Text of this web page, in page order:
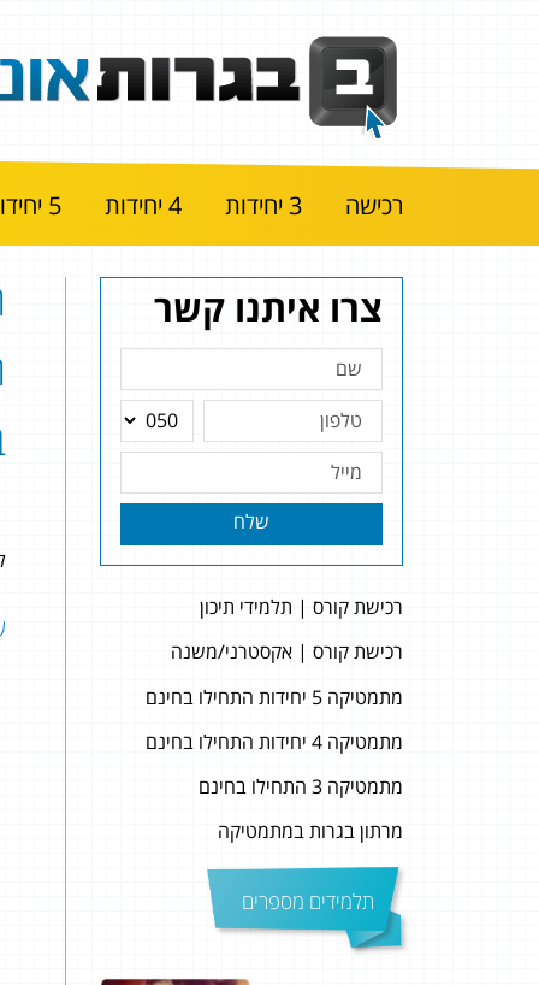
רכישה 3 יחידות 4 יחידות 5 יחידות
צרו איתנו קשר
שלח
רכישת קורס | תלמידי תיכון
רכישת קורס | אקסטרני/משנה
מתמטיקה 5 יחידות התחילו בחינם
מתמטיקה 4 יחידות התחילו בחינם
מתמטיקה 3 התחילו בחינם
מרתון בגרות במתמטיקה
תלמידים מספרים